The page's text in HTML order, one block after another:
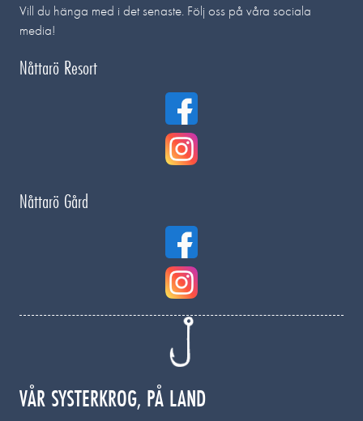
Vill du hänga med i det senaste. Följ oss på våra sociala
media!
Nåttarö Resort
Nåttarö Gård
VÅR SYSTERKROG, PÅ LAND